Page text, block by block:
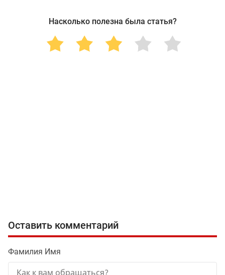
Насколько полезна была статья?
Оставить комментарий
Фамилия Имя